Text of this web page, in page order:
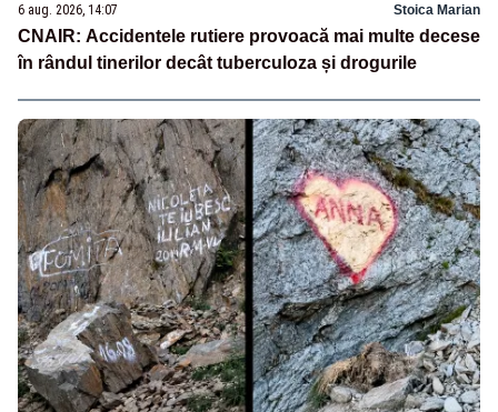
6 aug. 2026, 14:07 Stoica Marian
CNAIR: Accidentele rutiere provoacă mai multe decese
în rândul tinerilor decât tuberculoza și drogurile